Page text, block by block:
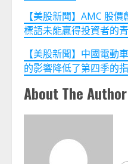
【美股新聞】AMC 股
標語未能贏得投資者的
【美股新聞】中國電動
的影響降低了第四季的
About The Author